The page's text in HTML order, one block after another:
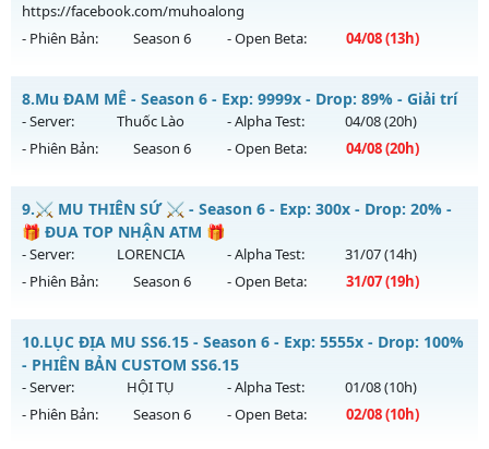
Exp: 100x - Drop: 10%
Thể loại: Mu Nguyên bản Webzen
Antihack: Phiên bản mới nhất
https://facebook.com/muhoalong
- Phiên Bản: Season 6 - Open Beta: 04/08(13h)
MU HỎA LONG 6.9 - 🌍 Website: https://muhoalong.pro
Mu mới ra tháng 08 2026 - Mở máy chủ
https://facebook.com/muhoalongvào 13h ngày
Exp: 9999x - Drop: 20%
Kiểu reset: Non Reset
Thể loại: Mu Nguyên bản Webzen
8.Mu ĐAM MÊ - Season 6 - Exp: 9999x - Drop: 89% - Giải trí
- Server: Thuốc Lào - Alpha Test: 04/08(20h)
- Phiên Bản:
Season 6 - Open Beta: 04/08(20h)
Mu ĐAM MÊ - Giải trí
Mu mới ra tháng 08 2026 - Mở máy chủ
ngày 04/08/2626
Exp: 9999x - Drop: 89%
Thể loại: Mu Bán Đồ Full Trong Shop
Antihack: UGK
9.⚔️ MU THIÊN SỨ ⚔️ - Season 6 - Exp: 300x - Drop: 20% -
🎁 ĐUA TOP NHẬN ATM 🎁
- Server: LORENCIA - Alpha Test: 31/07(14h)
- Phiên Bản:
Season 6 - Open Beta: 31/07(19h)
Mu mới ra tháng 07 2026 - Mở máy chủ
ngày 31/07/2626
Exp: 300x - Drop: 20%
10.LỤC ĐỊA MU SS6.15 - Season 6 - Exp: 5555x - Drop: 100%
- PHIÊN BẢN CUSTOM SS6.15
- Server: HỘI TỤ - Alpha Test: 01/08(10h)
- Phiên Bản:
Season 6 - Open Beta: 02/08(10h)